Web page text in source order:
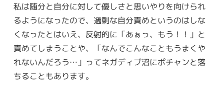
私は随分と自分に対して優しさと思いやりを向けられ
るようになったので、過剰な自分責めというのはしな
くなったとはいえ、反射的に「あぁっ、もう！！」と
責めてしまうことや、「なんでこんなこともうまくや
れないんだろう…」ってネガディブ沼にポチャンと落
ちることもあります。